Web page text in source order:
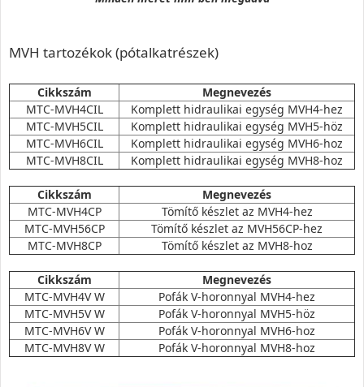
MVH tartozékok (pótalkatrészek)
Cikkszám
Megnevezés
MTC-MVH4CIL
Komplett hidraulikai egység MVH4-hez
MTC-MVH5CIL
Komplett hidraulikai egység MVH5-höz
MTC-MVH6CIL
Komplett hidraulikai egység MVH6-hoz
MTC-MVH8CIL
Komplett hidraulikai egység MVH8-hoz
Cikkszám
Megnevezés
MTC-MVH4CP
Tömítő készlet az MVH4-hez
MTC-MVH56CP
Tömítő készlet az MVH56CP-hez
MTC-MVH8CP
Tömítő készlet az MVH8-hoz
Cikkszám
Megnevezés
MTC-MVH4V W
Pofák V-horonnyal MVH4-hez
MTC-MVH5V W
Pofák V-horonnyal MVH5-höz
MTC-MVH6V W
Pofák V-horonnyal MVH6-hoz
MTC-MVH8V W
Pofák V-horonnyal MVH8-hoz